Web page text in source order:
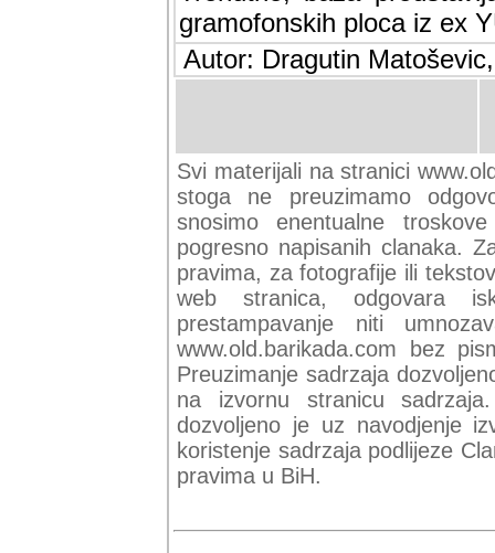
ploca iz ex YU.
Autor: Dragutin
Svi materijali na stranici
stoga ne preuzimamo
snosimo enentualne
pogresno napisanih clanaka.
pravima, za fotografije ili
web stranica, odgovara
prestampavanje niti
www.old.barikada.com bez
Preuzimanje sadrzaja
na izvornu stranicu
dozvoljeno je uz navodjenje
koristenje sadrzaja podlijeze
pravima u BiH.